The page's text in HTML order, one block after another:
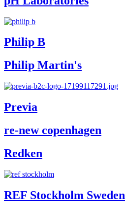
Philip B
Philip Martin's
Previa
re-new copenhagen
Redken
REF Stockholm Sweden